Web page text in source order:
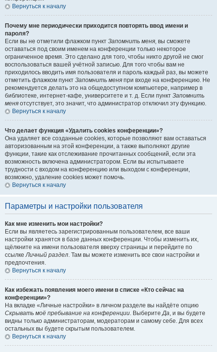
Вернуться к началу
Почему мне периодически приходится повторять ввод имени и
пароля?
Если вы не отметили флажком пункт Запомнить меня, вы сможете
оставаться под своим именем на конференции только некоторое
ограниченное время. Это сделано для того, чтобы никто другой не смог
воспользоваться вашей учётной записью. Для того чтобы вам не
приходилось вводить имя пользователя и пароль каждый раз, вы можете
отметить флажком пункт Запомнить меня при входе на конференцию. Не
рекомендуется делать это на общедоступном компьютере, например в
библиотеке, интернет-кафе, университете и т. д. Если пункт Запомнить
меня отсутствует, это значит, что администратор отключил эту функцию.
Вернуться к началу
Что делает функция «Удалить cookies конференции»?
Она удаляет все созданные cookies, которые позволяют вам оставаться
авторизованным на этой конференции, а также выполняют другие
функции, такие как отслеживание прочитанных сообщений, если эта
возможность включена администратором. Если вы испытываете
трудности с входом на конференцию или выходом с конференции,
возможно, удаление cookies может помочь.
Вернуться к началу
Параметры и настройки пользователя
Как мне изменить мои настройки?
Если вы являетесь зарегистрированным пользователем, все ваши
настройки хранятся в базе данных конференции. Чтобы изменить их,
щёлкните на имени пользователя вверху страницы и перейдите по
ссылкеЛичный раздел. Там вы можете изменить все свои настройки и
предпочтения.
Вернуться к началу
Как избежать появления моего имени в списке «Кто сейчас на
конференции»?
На вкладке «Личные настройки» в личном разделе вы найдёте опцию
Скрывать моё пребывание на конференции. ВыберитеДа, и вы будете
видны только администраторам, модераторам и самому себе. Для всех
остальных вы будете скрытым пользователем.
Вернуться к началу